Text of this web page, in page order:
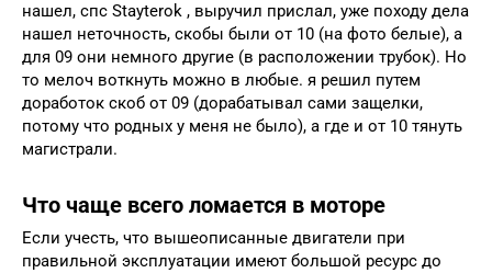
нашел, спс Stayterok , выручил прислал, уже походу дела
нашел неточность, скобы были от 10 (на фото белые), а
для 09 они немного другие (в расположении трубок). Но
то мелоч воткнуть можно в любые. я решил путем
доработок скоб от 09 (дорабатывал сами защелки,
потому что родных у меня не было), а где и от 10 тянуть
магистрали.
Что чаще всего ломается в моторе
Если учесть, что вышеописанные двигатели при
правильной эксплуатации имеют большой ресурс до